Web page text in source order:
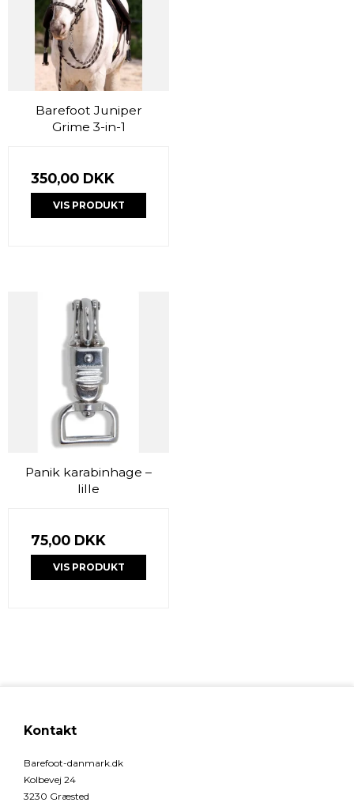
Barefoot Juniper
Grime 3-in-1
350,00 DKK
VIS PRODUKT
Panik karabinhage –
lille
75,00 DKK
VIS PRODUKT
Kontakt
Barefoot-danmark.dk
Kolbevej 24
3230 Græsted